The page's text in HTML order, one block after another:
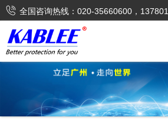
 全国咨询热线：020-35660600，